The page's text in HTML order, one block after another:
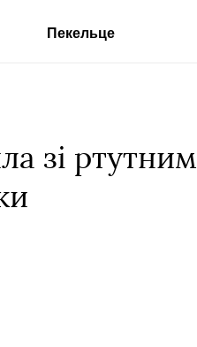
Пекельце
зі ртутним